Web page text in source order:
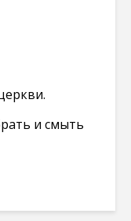
и смыть